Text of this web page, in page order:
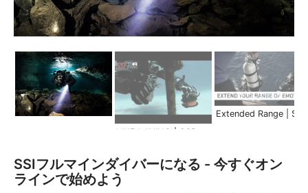
SSIフルマインダイバーになる - 今すぐオン
ラインで始めよう